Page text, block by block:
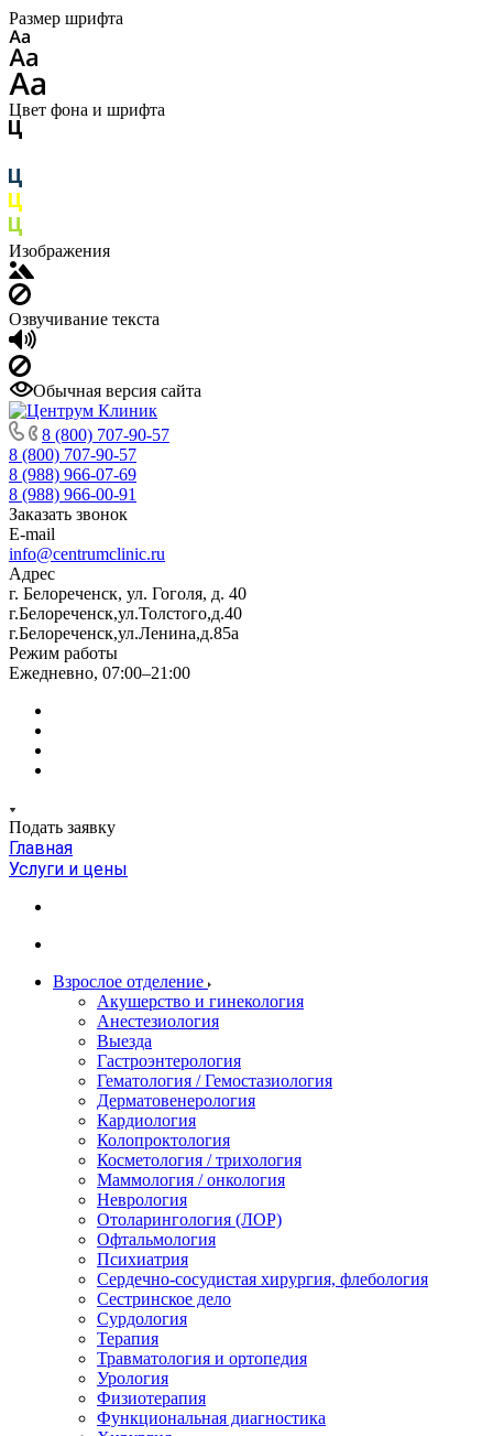
Размер шрифта
Цвет фона и шрифта
Изображения
Озвучивание текста
Обычная версия сайта
8 (800) 707-90-57
8 (800) 707-90-57
8 (988) 966-07-69
8 (988) 966-00-91
Заказать звонок
E-mail
info@centrumclinic.ru
Адрес
г. Белореченск, ул. Гоголя, д. 40
г.Белореченск,ул.Толстого,д.40
г.Белореченск,ул.Ленина,д.85а
Режим работы
Ежедневно, 07:00–21:00
Подать заявку
Главная
Услуги и цены
Взрослое отделение
Акушерство и гинекология
Анестезиология
Выезда
Гастроэнтерология
Гематология / Гемостазиология
Дерматовенерология
Кардиология
Колопроктология
Косметология / трихология
Маммология / онкология
Неврология
Отоларингология (ЛОР)
Офтальмология
Психиатрия
Сердечно-сосудистая хирургия, флебология
Сестринское дело
Сурдология
Терапия
Травматология и ортопедия
Урология
Физиотерапия
Функциональная диагностика